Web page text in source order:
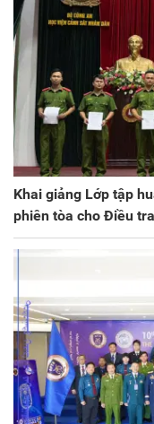
Khai giảng Lớp tập
phiên tòa cho Điều